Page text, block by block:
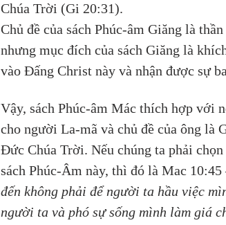
Chúa Trời (Gi 20:31).
Chủ đề của sách Phúc-âm Giăng là
nhưng mục đích của sách Giăng là
vào Đấng Christ này và nhận được sự
Vậy, sách Phúc-âm Mác thích hợp với
cho người La-mã và chủ đề của ông là
Đức Chúa Trời. Nếu chúng ta phải
sách Phúc-Âm này, thì đó là Mac 10:45
đến không phải để người ta hầu việc
người ta và phó sự sống mình làm giá